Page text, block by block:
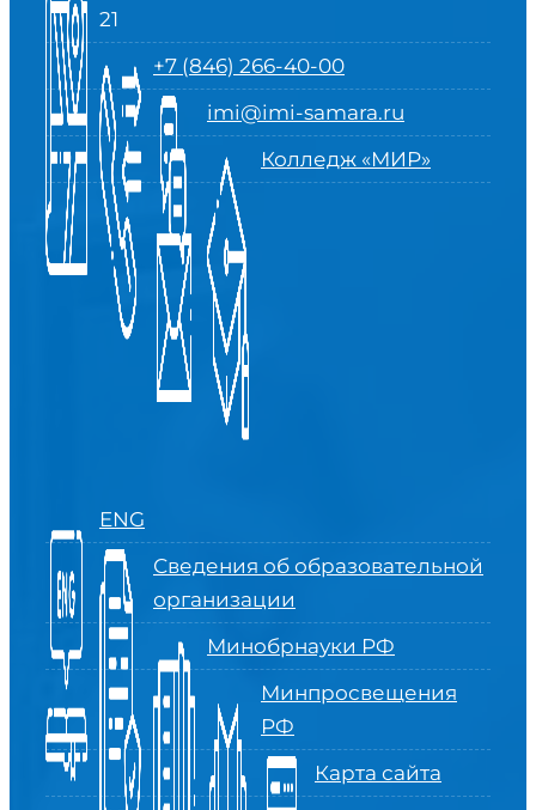
21
+7 (846) 266-40-00
imi@imi-samara.ru
Колледж «МИР»
ENG
Сведения об образовательной
организации
Минобрнауки РФ
Минпросвещения
РФ
Карта сайта